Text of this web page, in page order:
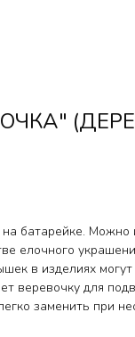
батарейке. Можно
елочного
в изделиях
веревочку для
заменить при